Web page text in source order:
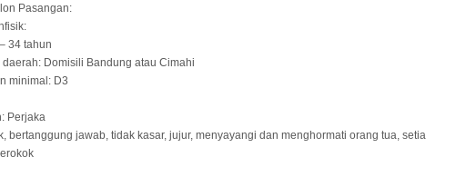
Pasangan:
34 tahun
Domisili Bandung atau Cimahi
minimal: D3
Perjaka
bertanggung jawab, tidak kasar, jujur, menyayangi dan menghormati orang tua, setia